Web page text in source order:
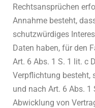
Rechtsansprüchen
Annahme besteht,
schutzwürdiges
Daten haben, für den
Art. 6 Abs. 1 S. 1 lit. c
Verpflichtung besteht,
und nach Art. 6 Abs. 1
Abwicklung von